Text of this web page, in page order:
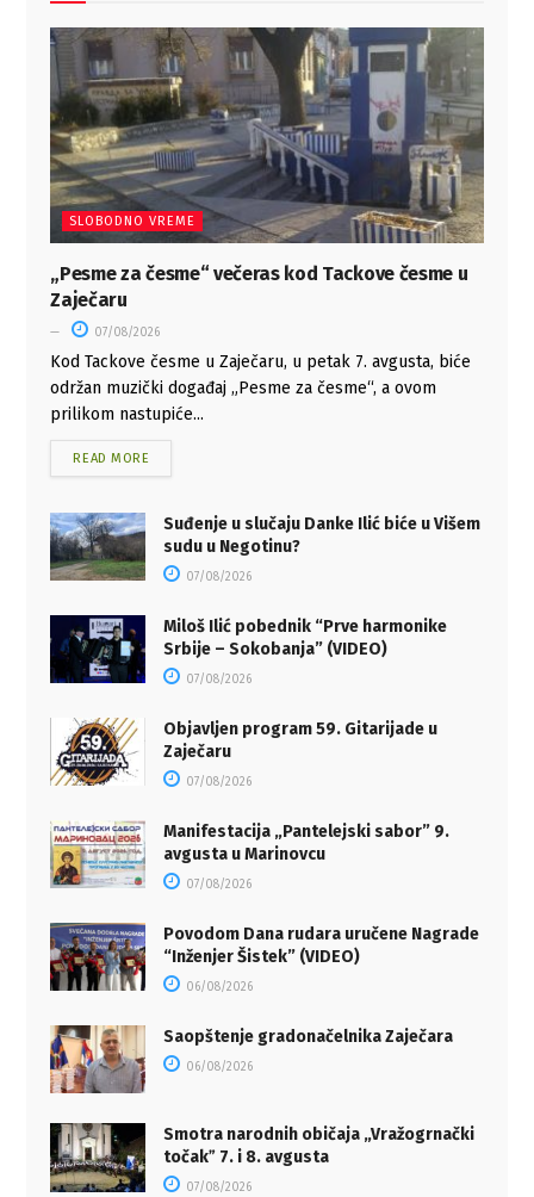
SLOBODNO VREME
„Pesme za česme“ večeras kod Tackove česme u
Zaječaru
07/08/2026
Kod Tackove česme u Zaječaru, u petak 7. avgusta, biće
održan muzički događaj „Pesme za česme“, a ovom
prilikom nastupiće...
READ MORE
Suđenje u slučaju Danke Ilić biće u Višem
sudu u Negotinu?
07/08/2026
Miloš Ilić pobednik “Prve harmonike
Srbije – Sokobanja” (VIDEO)
07/08/2026
Objavljen program 59. Gitarijade u
Zaječaru
07/08/2026
Manifestacija „Pantelejski sabor” 9.
avgusta u Marinovcu
07/08/2026
Povodom Dana rudara uručene Nagrade
“Inženjer Šistek” (VIDEO)
06/08/2026
Saopštenje gradonačelnika Zaječara
06/08/2026
Smotra narodnih običaja „Vražogrnački
točakˮ 7. i 8. avgusta
07/08/2026